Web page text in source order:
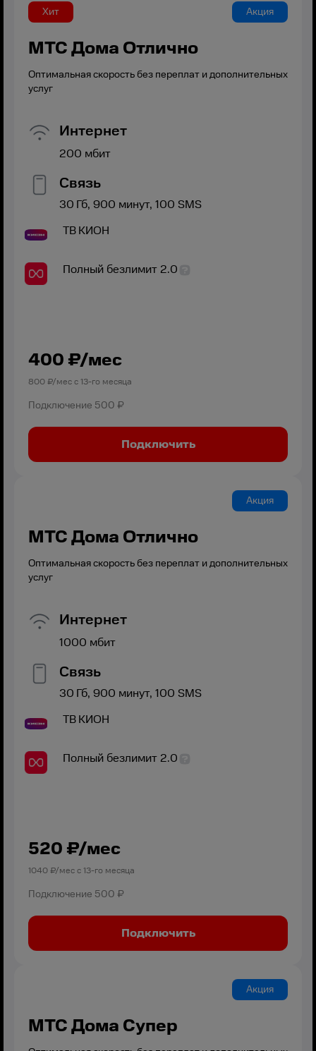
Хит Акция
МТС Дома Отлично
Оптимальная скорость без переплат и дополнительных
услуг
Интернет
200 мбит
Связь
30 Гб, 900 минут, 100 SMS
ТВКИОН
Полный безлимит 2.0
400 ₽/мес
800₽/мес с13-го месяца
Подключение 500 ₽
Подключить
Акция
МТС Дома Отлично
Оптимальная скорость без переплат и дополнительных
услуг
Интернет
1000 мбит
Связь
30 Гб, 900 минут, 100 SMS
ТВКИОН
Полный безлимит 2.0
520 ₽/мес
1040₽/мес с13-го месяца
Подключение 500 ₽
Подключить
Акция
МТС Дома Супер